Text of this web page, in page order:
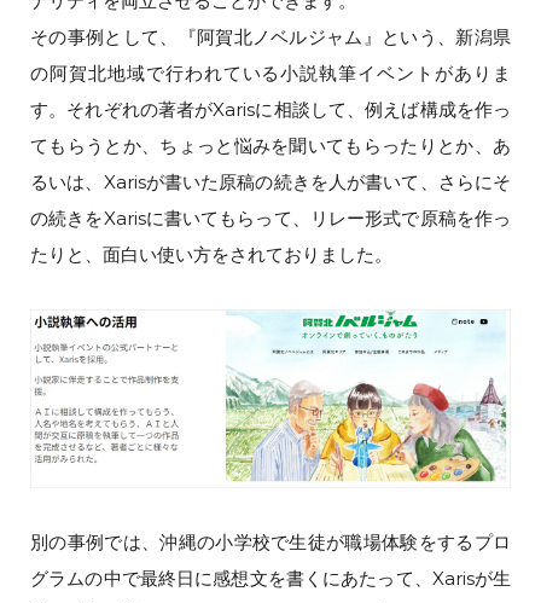
その事例として、『阿賀北ノベルジャム』という、新潟県
の阿賀北地域で行われている小説執筆イベントがありま
す。それぞれの著者がXarisに相談して、例えば構成を作っ
てもらうとか、ちょっと悩みを聞いてもらったりとか、あ
るいは、Xarisが書いた原稿の続きを人が書いて、さらにそ
の続きをXarisに書いてもらって、リレー形式で原稿を作っ
たりと、面白い使い方をされておりました。
別の事例では、沖縄の小学校で生徒が職場体験をするプロ
グラムの中で最終日に感想文を書くにあたって、Xarisが生